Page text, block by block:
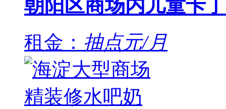
朝阳区商场内儿童卡
租金： 抽点元/月